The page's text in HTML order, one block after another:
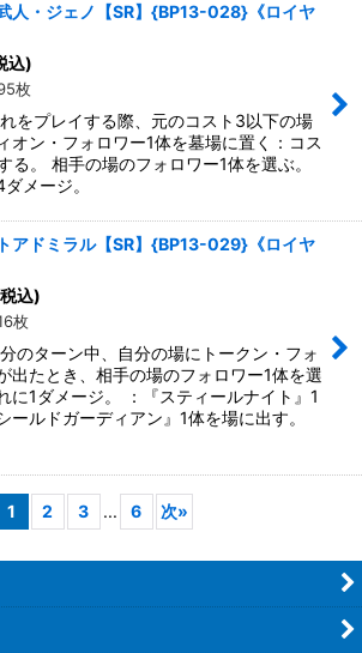
人・ジェノ【SR】{BP13-028}《ロイヤ
込)
枚
プレイする際、元のコスト3以下の場
オン・フォロワー1体を墓場に置く：コス
る。 相手の場のフォロワー1体を選ぶ。
メージ。
アドミラル【SR】{BP13-029}《ロイヤ
込)
枚
ターン中、自分の場にトークン・フォ
出たとき、相手の場のフォロワー1体を選
に1ダメージ。 ：『スティールナイト』1
ールドガーディアン』1体を場に出す。
1 2 3 ... 6 次»